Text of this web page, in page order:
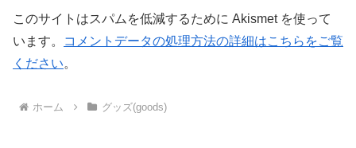
このサイトはスパムを低減するために Akismet を使って
います。
コメントデータの処理方法の詳細はこちらをご覧
ください。
ホーム グッズ(goods)